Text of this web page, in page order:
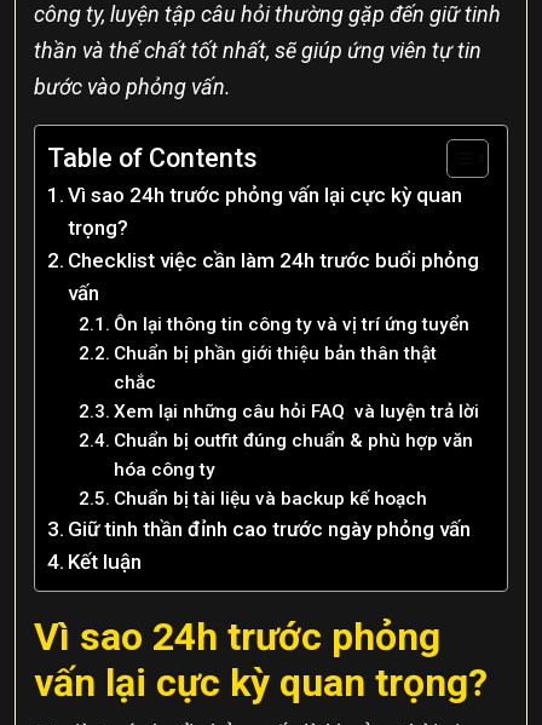
công ty, luyện tập câu hỏi thường gặp đến giữ tinh
thần và thể chất tốt nhất, sẽ giúp ứng viên tự tin
bước vào phỏng vấn.
Table of Contents
Vì sao 24h trước phỏng vấn lại cực kỳ quan
trọng?
Checklist việc cần làm 24h trước buổi phỏng
vấn
Ôn lại thông tin công ty và vị trí ứng tuyển
Chuẩn bị phần giới thiệu bản thân thật
chắc
Xem lại những câu hỏi FAQ và luyện trả lời
Chuẩn bị outfit đúng chuẩn & phù hợp văn
hóa công ty
Chuẩn bị tài liệu và backup kế hoạch
Giữ tinh thần đỉnh cao trước ngày phỏng vấn
Kết luận
Vì sao 24h trước phỏng
vấn lại cực kỳ quan trọng?